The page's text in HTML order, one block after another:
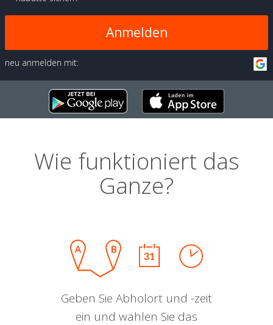
Anmelden
neu anmelden mit:
Wie funktioniert das
Ganze?
Geben Sie Abholort und -zeit
ein und wählen Sie das